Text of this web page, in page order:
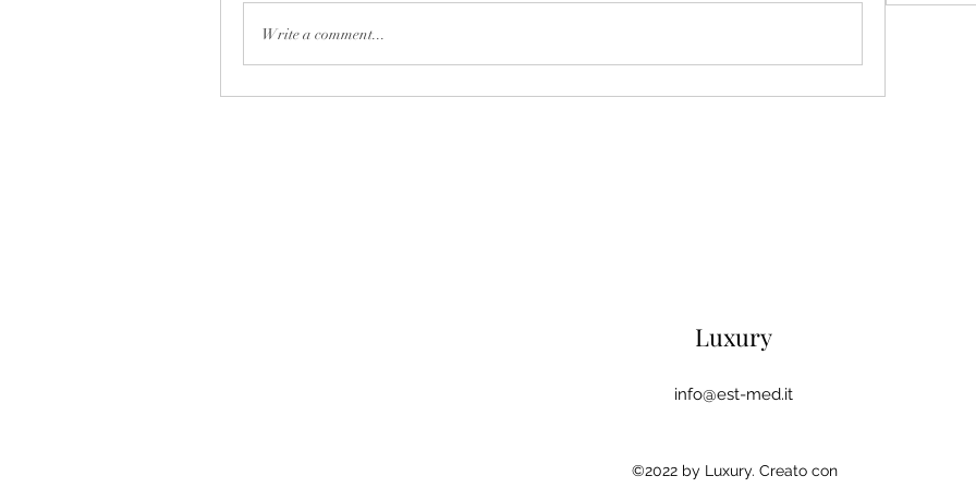
Write a comment...
Luxury
info@est-med.it
©2022 by Luxury. Creato con